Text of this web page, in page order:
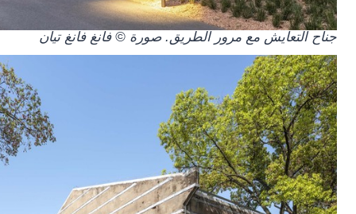
جناح التعايش مع مرور الطريق. صورة © فانغ فانغ تيان